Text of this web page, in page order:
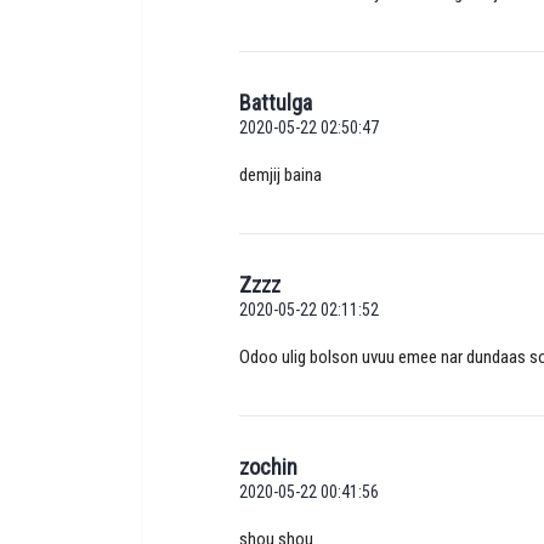
Battulga
2020-05-22 02:50:47
demjij baina
Zzzz
2020-05-22 02:11:52
Odoo ulig bolson uvuu emee nar dundaas
zochin
2020-05-22 00:41:56
shou shou